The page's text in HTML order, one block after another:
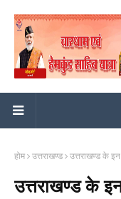
होम उत्तराखण्ड उत्तराखण्ड के
उत्तराखण्ड के